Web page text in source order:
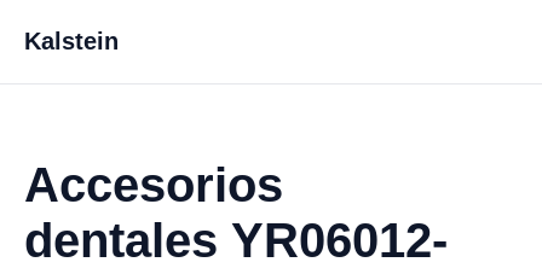
Kalstein
Accesorios
dentales YR06012-